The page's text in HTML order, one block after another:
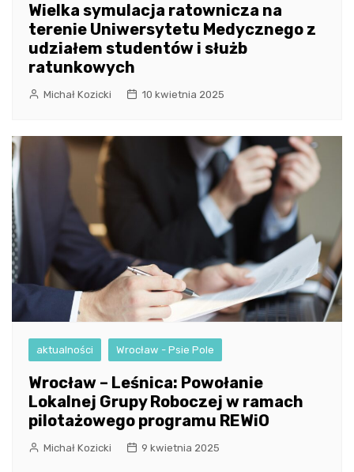
Wielka symulacja ratownicza na
terenie Uniwersytetu Medycznego z
udziałem studentów i służb
ratunkowych
Michał Kozicki 10 kwietnia 2025
aktualności Wrocław - Psie Pole
Wrocław – Leśnica: Powołanie
Lokalnej Grupy Roboczej w ramach
pilotażowego programu REWiO
Michał Kozicki 9 kwietnia 2025